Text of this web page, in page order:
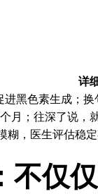
详
进黑色素生成；
月；往深了说
糊，医生评估稳
不仅